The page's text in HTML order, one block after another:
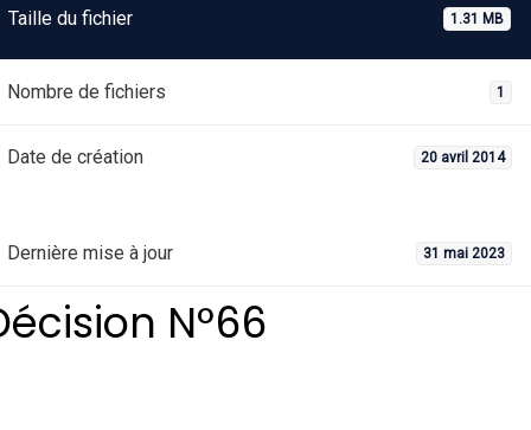
Taille du fichier 1.31 MB
Nombre de fichiers 1
Date de création 20 avril 2014
Dernière mise à jour 31 mai 2023
N°66